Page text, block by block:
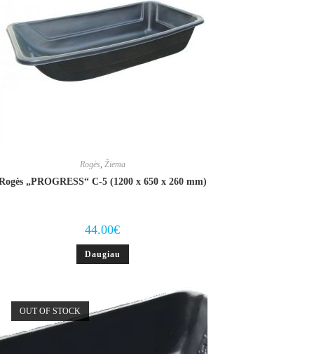
Rogės, Žiema
„PROGRESS“ С-5 (1200 х 650 х 260 mm)
44.00€
Daugiau
OUT OF STOCK